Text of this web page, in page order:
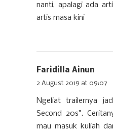
nanti, apalagi ada
artis masa kini
Faridilla Ainun
2 August 2019 at 09:07
Ngeliat trailernya
Second 20s".
mau masuk kuliah